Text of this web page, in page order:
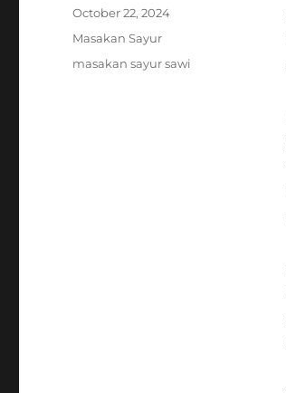
Posted
October 22, 2024
Categories
Masakan Sayur
Tags
masakan sayur sawi